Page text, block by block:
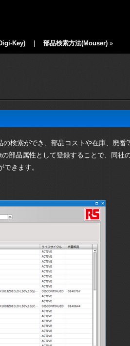
Key)| 部品検索方法(Mouser)»
検索ができ、部品コストや在庫、廃番
部品属性として登録することで、同社
きます。